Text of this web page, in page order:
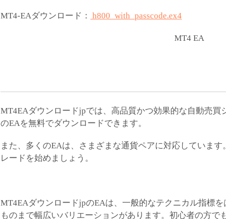
MT4-EAダウンロード： h800_with_passcode.ex4
MT4 EA
MT4EAダウンロードjpでは、高品質かつ効果的な自動売買
のEAを無料でダウンロードできます。
また、多くのEAは、さまざまな通貨ペアに対応していま
レードを始めましょう。
MT4EAダウンロードjpのEAは、一般的なテクニカル指標
ものまで幅広いバリエーションがあります。初心者の方で